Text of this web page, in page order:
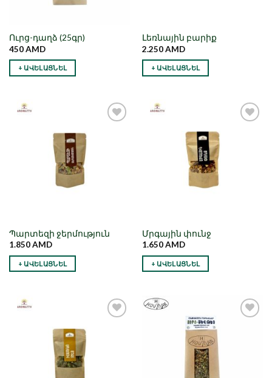
Ուրց-դաղձ (25գր)
450AMD
+ ԱՎԵԼԱՑՆԵԼ
Լեռնային բարիք
2.250AMD
+ ԱՎԵԼԱՑՆԵԼ
նախընտրած
Պարտեզի ջերմություն
1.850AMD
+ ԱՎԵԼԱՑՆԵԼ
Նշել որպես
նախընտրած
Մրգային փունջ
1.650AMD
+ ԱՎԵԼԱՑՆԵԼ
նախընտրած
Նշել որպես
նախընտրած